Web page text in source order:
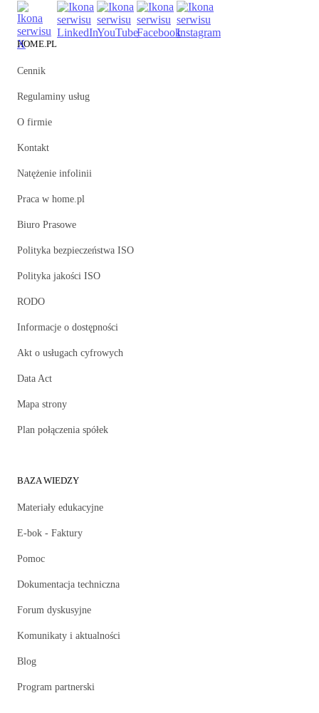
HOME.PL
Cennik
Regulaminy usług
O firmie
Kontakt
Natężenie infolinii
Praca w home.pl
Biuro Prasowe
Polityka bezpieczeństwa ISO
Polityka jakości ISO
RODO
Informacje o dostępności
Akt o usługach cyfrowych
Data Act
Mapa strony
Plan połączenia spółek
BAZA WIEDZY
Materiały edukacyjne
E-bok - Faktury
Pomoc
Dokumentacja techniczna
Forum dyskusyjne
Komunikaty i aktualności
Blog
Program partnerski